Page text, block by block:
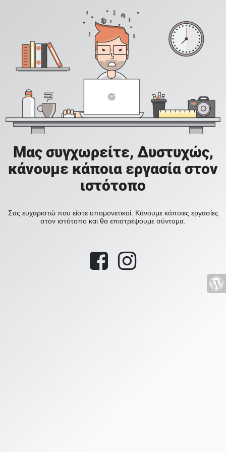
Μας συγχωρείτε, Δυστυχώς,
κάνουμε κάποια εργασία στον
ιστότοπο
Σας ευχαριστώ που είστε υπομονετικοί. Κάνουμε κάποιες εργασίες
στον ιστότοπο και θα επιστρέψουμε σύντομα.